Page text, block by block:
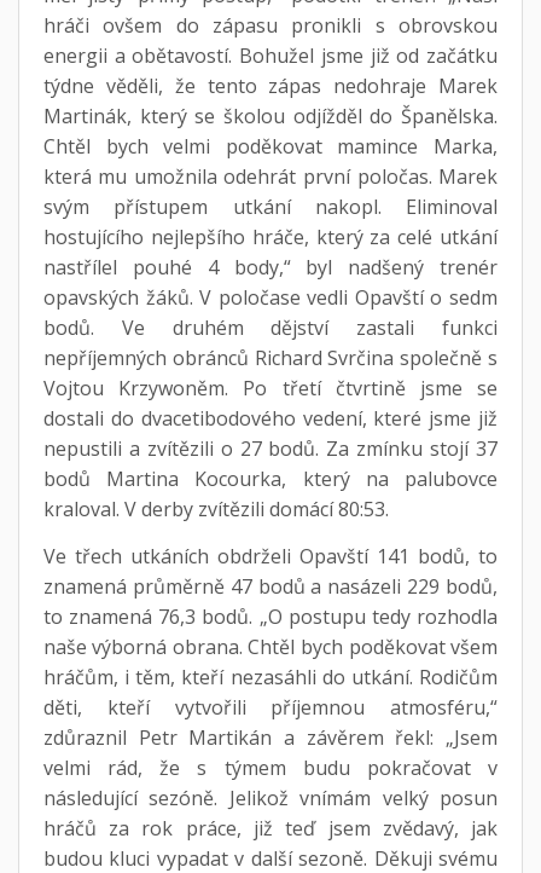
hráči ovšem do zápasu pronikli s obrovskou
energii a obětavostí. Bohužel jsme již od začátku
týdne věděli, že tento zápas nedohraje Marek
Martinák, který se školou odjížděl do Španělska.
Chtěl bych velmi poděkovat mamince Marka,
která mu umožnila odehrát první poločas. Marek
svým přístupem utkání nakopl. Eliminoval
hostujícího nejlepšího hráče, který za celé utkání
nastřílel pouhé 4 body,“ byl nadšený trenér
opavských žáků. V poločase vedli Opavští o sedm
bodů. Ve druhém dějství zastali funkci
nepříjemných obránců Richard Svrčina společně s
Vojtou Krzywoněm. Po třetí čtvrtině jsme se
dostali do dvacetibodového vedení, které jsme již
nepustili a zvítězili o 27 bodů. Za zmínku stojí 37
bodů Martina Kocourka, který na palubovce
kraloval. V derby zvítězili domácí 80:53.
Ve třech utkáních obdrželi Opavští 141 bodů, to
znamená průměrně 47 bodů a nasázeli 229 bodů,
to znamená 76,3 bodů. „O postupu tedy rozhodla
naše výborná obrana. Chtěl bych poděkovat všem
hráčům, i těm, kteří nezasáhli do utkání. Rodičům
děti, kteří vytvořili příjemnou atmosféru,“
zdůraznil Petr Martikán a závěrem řekl: „Jsem
velmi rád, že s týmem budu pokračovat v
následující sezóně. Jelikož vnímám velký posun
hráčů za rok práce, již teď jsem zvědavý, jak
budou kluci vypadat v další sezoně. Děkuji svému